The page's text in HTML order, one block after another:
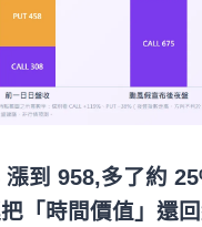
漲到 958,多了約
「時間價值」還